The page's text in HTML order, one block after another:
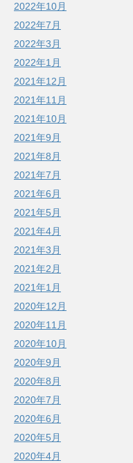
2022年10月
2022年7月
2022年3月
2022年1月
2021年12月
2021年11月
2021年10月
2021年9月
2021年8月
2021年7月
2021年6月
2021年5月
2021年4月
2021年3月
2021年2月
2021年1月
2020年12月
2020年11月
2020年10月
2020年9月
2020年8月
2020年7月
2020年6月
2020年5月
2020年4月